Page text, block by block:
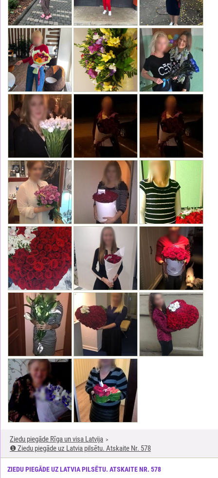
Ziedu piegāde Rīga un visa Latvija
❶ Ziedu piegāde uz Latvia pilsētu. Atskaite Nr. 578
ZIEDU PIEGĀDE UZ LATVIA PILSĒTU. ATSKAITE NR. 578